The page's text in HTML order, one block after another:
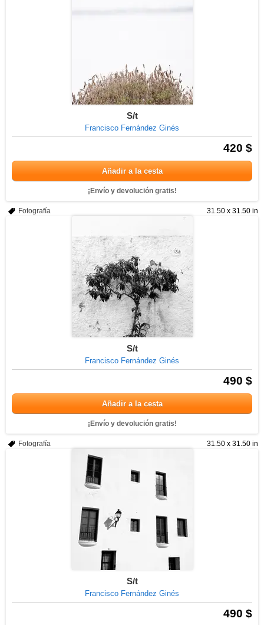
S/t
Francisco Fernández Ginés
420 $
Añadir a la cesta
¡Envío y devolución gratis!
31.50 x 31.50 in
Fotografía
S/t
Francisco Fernández Ginés
490 $
Añadir a la cesta
¡Envío y devolución gratis!
31.50 x 31.50 in
Fotografía
S/t
Francisco Fernández Ginés
490 $